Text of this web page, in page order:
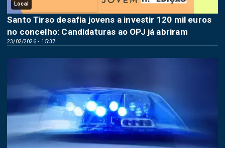
Local
23/02/2026 • 15:37
Santo Tirso desafia jovens a investir 120 mil euros
no concelho: Candidaturas ao OPJ já abriram